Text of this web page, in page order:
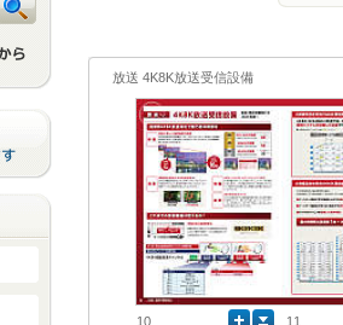
放送 4K8K放送受信設備
10 11